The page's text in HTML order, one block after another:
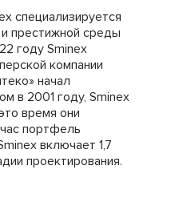
специализируется
престижной среды
году Sminex
компании
начал
в 2001 году, Sminex
время они
портфель
включает 1,7
проектирования.